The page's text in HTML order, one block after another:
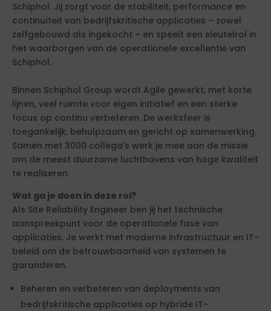
Schiphol. Jij zorgt voor de stabiliteit, performance en
continuïteit van bedrijfskritische applicaties – zowel
zelfgebouwd als ingekocht – en speelt een sleutelrol in
het waarborgen van de operationele excellentie van
Schiphol.
Binnen Schiphol Group wordt Agile gewerkt, met korte
lijnen, veel ruimte voor eigen initiatief en een sterke
focus op continu verbeteren. De werksfeer is
toegankelijk, behulpzaam en gericht op samenwerking.
Samen met 3000 collega's werk je mee aan de missie
om de meest duurzame luchthavens van hoge kwaliteit
te realiseren.
Wat ga je doen in deze rol?
Als Site Reliability Engineer ben jij het technische
aanspreekpunt voor de operationele fase van
applicaties. Je werkt met moderne infrastructuur en IT-
beleid om de betrouwbaarheid van systemen te
garanderen.
Beheren en verbeteren van deployments van
bedrijfskritische applicaties op hybride IT-